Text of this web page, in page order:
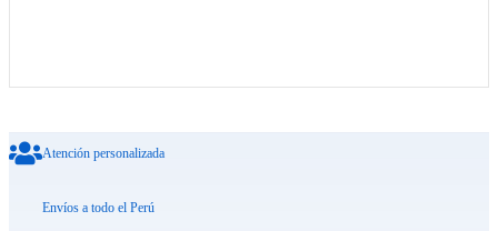
Atención personalizada
Envíos a todo el Perú